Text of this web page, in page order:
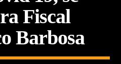
Fiscal
Barbosa